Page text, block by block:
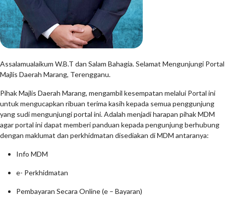
Assalamualaikum W.B.T dan Salam Bahagia. Selamat Mengunjungi Portal
Majlis Daerah Marang, Terengganu.
Pihak Majlis Daerah Marang, mengambil kesempatan melalui Portal ini
untuk mengucapkan ribuan terima kasih kepada semua penggunjung
yang sudi mengunjungi portal ini. Adalah menjadi harapan pihak MDM
agar portal ini dapat memberi panduan kepada pengunjung berhubung
dengan maklumat dan perkhidmatan disediakan di MDM antaranya:
Info MDM
e- Perkhidmatan
Pembayaran Secara Online (e – Bayaran)